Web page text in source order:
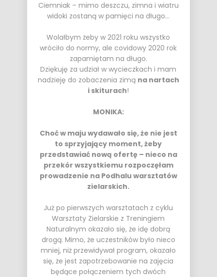
Ciemniak – mimo deszczu, zimna i wiatru
widoki zostaną w pamięci na długo…
Wolałbym żeby w 2021 roku wszystko
wróciło do normy, ale covidowy 2020 rok
zapamiętam na długo.
Dziękuję za udział w wycieczkach i mam
nadzieję do zobaczenia zimą na nartach
i skiturach!
MONIKA:
Choć w maju wydawało się, że nie jest
to sprzyjający moment, żeby
przedstawiać nową ofertę – nieco na
przekór wszystkiemu rozpoczęłam
prowadzenie na Podhalu warsztatów
zielarskich.
Już po pierwszych warsztatach z cyklu
Warsztaty Zielarskie z Treningiem
Naturalnym okazało się, że idę dobrą
drogą. Mimo, że uczestników było nieco
mniej, niż przewidywał program, okazało
się, że jest zapotrzebowanie na zajęcia
będące połączeniem tych dwóch